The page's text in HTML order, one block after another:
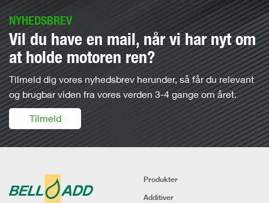
NYHEDSBREV
Vil du have en mail, når vi har nyt om
at holde motoren ren?
Tilmeld dig vores nyhedsbrev herunder, så får du relevant
og brugbar viden fra vores verden 3-4 gange om året.
Tilmeld
Produkter
Additiver